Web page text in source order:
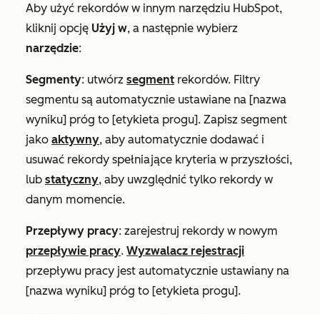
Aby użyć rekordów w innym narzędziu HubSpot,
kliknij opcję Użyj w, a następnie wybierz
narzędzie:
Segmenty: utwórz segment rekordów. Filtry
segmentu są automatycznie ustawiane na [nazwa
wyniku] próg to [etykieta progu]. Zapisz segment
jako aktywny, aby automatycznie dodawać i
usuwać rekordy spełniające kryteria w przyszłości,
lub statyczny, aby uwzględnić tylko rekordy w
danym momencie.
Przepływy pracy: zarejestruj rekordy w nowym
przepływie pracy. Wyzwalacz rejestracji
przepływu pracy jest automatycznie ustawiany na
[nazwa wyniku] próg to [etykieta progu].